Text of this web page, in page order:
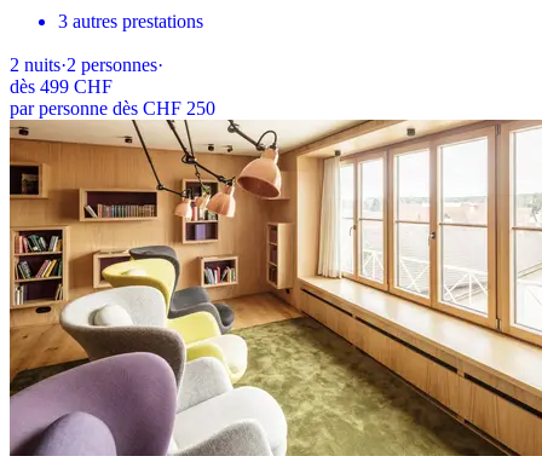
3 autres prestations
2 nuits·2 personnes·
dès 499 CHF
par personne dès CHF 250